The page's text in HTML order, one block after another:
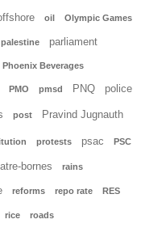
oil Olympic Games
palestine parliament
Phoenix Beverages
PMO pmsd PNQ police
post Pravind Jugnauth
protests psac PSC
bornes rains
reforms repo rate RES
rice roads